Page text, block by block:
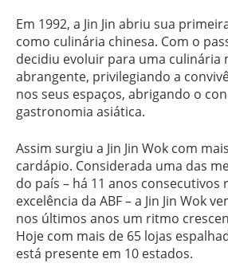
Em 1992, a Jin Jin abriu sua
como culinária chinesa. Com o
decidiu evoluir para uma culinária
abrangente, privilegiando a
nos seus espaços, abrigando o
gastronomia asiática.
Assim surgiu a Jin Jin Wok com
cardápio. Considerada uma das
do país – há 11 anos consecutivos
excelência da ABF – a Jin Jin Wok
nos últimos anos um ritmo
Hoje com mais de 65 lojas
está presente em 10 estados.